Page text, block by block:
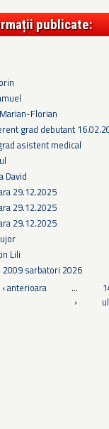
publicate:
Florian
grad debutant
asistent medical
David
29.12.2025
29.12.2025
29.12.2025
Lili
2009 sarbatori 2026
‹ anterioara …
›